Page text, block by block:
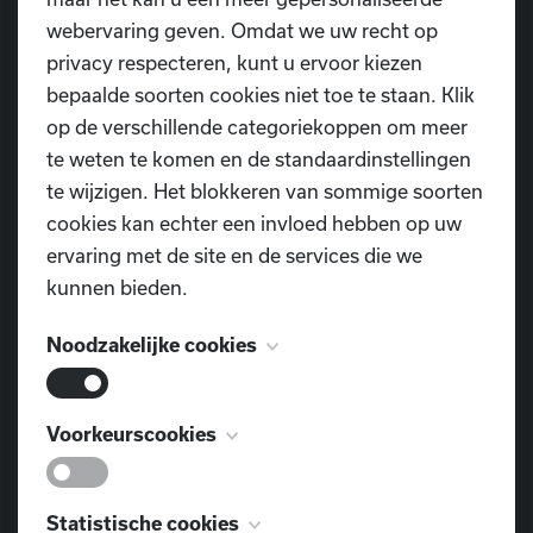
webervaring geven. Omdat we uw recht op
privacy respecteren, kunt u ervoor kiezen
bepaalde soorten cookies niet toe te staan. Klik
op de verschillende categoriekoppen om meer
te weten te komen en de standaardinstellingen
te wijzigen. Het blokkeren van sommige soorten
cookies kan echter een invloed hebben op uw
ervaring met de site en de services die we
kunnen bieden.
Noodzakelijke cookies
Deze cookies zijn noodzakelijk voor het
functioneren van de website en kunnen niet
Voorkeurscookies
Deze cookies, ook bekend als
Statistische cookies